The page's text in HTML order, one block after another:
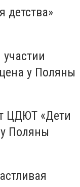
детства»
у Поляны
ЦДЮТ «Дети
Поляны